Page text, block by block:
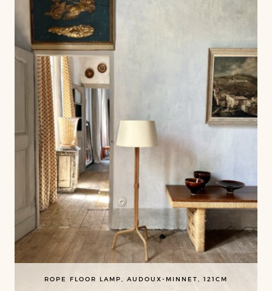
ROPE FLOOR LAMP, AUDOUX-MINNET, 121CM